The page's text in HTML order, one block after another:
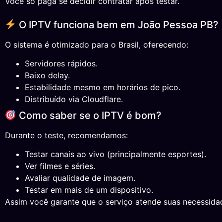
O IPTV funciona bem em João Pessoa PB?
O sistema é otimizado para o Brasil, oferecendo:
Servidores rápidos.
Baixo delay.
Estabilidade mesmo em horários de pico.
Distribuído via Cloudflare.
Como saber se o IPTV é bom?
Durante o teste, recomendamos:
Testar canais ao vivo (principalmente esportes).
Ver filmes e séries.
Avaliar qualidade de imagem.
Testar em mais de um dispositivo.
Assim você garante que o serviço atende suas